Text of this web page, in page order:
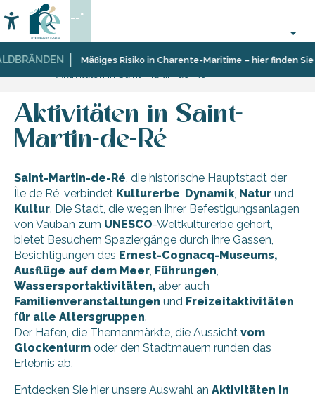
au
contenu
principal
Mäßiges Risiko in Charente-Maritime – hier finden
Accessibilité
Suche
--°
Startseite Entdecken
Zehn
facettenreiche
Landschaften
Saint-
Ré
Aktivitäten in Saint-
Martin-de-Ré
Saint-Martin-de-Ré, die historische Hauptstadt der
Île de Ré, verbindet Kulturerbe, Dynamik, Natur und
Kultur. Die Stadt, die wegen ihrer Befestigungsanlagen
von Vauban zum UNESCO-Weltkulturerbe gehört,
bietet Besuchern Spaziergänge durch ihre Gassen,
Besichtigungen des Ernest-Cognacq-Museums,
Ausflüge auf dem Meer, Führungen,
Wassersportaktivitäten, aber auch
Familienveranstaltungen und Freizeitaktivitäten
für alle Altersgruppen.
Der Hafen, die Themenmärkte, die Aussicht vom
Glockenturm oder den Stadtmauern runden das
Erlebnis ab.
Entdecken Sie hier unsere Auswahl an Aktivitäten in